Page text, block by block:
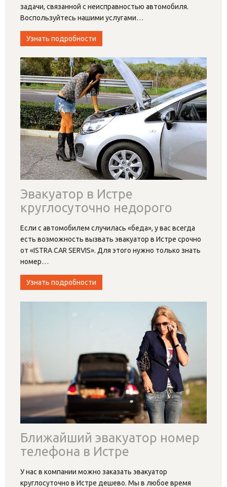
задачи, связанной с неисправностью автомобиля.
Воспользуйтесь нашими услугами…
Узнать подробности
Эвакуатор в Истре
круглосуточно недорого
Если с автомобилем случилась «беда», у вас всегда
есть возможность вызвать эвакуатор в Истре срочно
от «ISTRA CAR SERVIS». Для этого нужно только знать
номер…
Узнать подробности
Ближайший эвакуатор номер
телефона в Истре
У нас в компании можно заказать эвакуатор
круглосуточно в Истре дешево. Мы в любое время